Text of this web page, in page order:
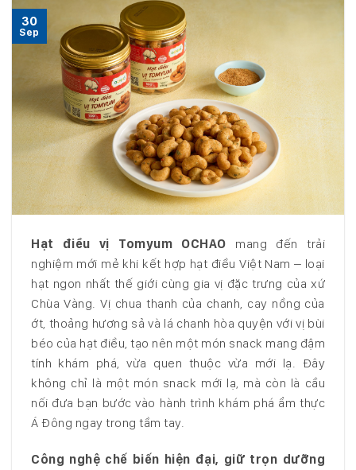
30
Sep
Hạt điều vị Tomyum OCHAO mang đến trải
nghiệm mới mẻ khi kết hợp hạt điều Việt Nam – loại
hạt ngon nhất thế giới cùng gia vị đặc trưng của xứ
Chùa Vàng. Vị chua thanh của chanh, cay nồng của
ớt, thoảng hương sả và lá chanh hòa quyện với vị bùi
béo của hạt điều, tạo nên một món snack mang đậm
tính khám phá, vừa quen thuộc vừa mới lạ. Đây
không chỉ là một món snack mới lạ, mà còn là cầu
nối đưa bạn bước vào hành trình khám phá ẩm thực
Á Đông ngay trong tầm tay.
Công nghệ chế biến hiện đại, giữ trọn dưỡng